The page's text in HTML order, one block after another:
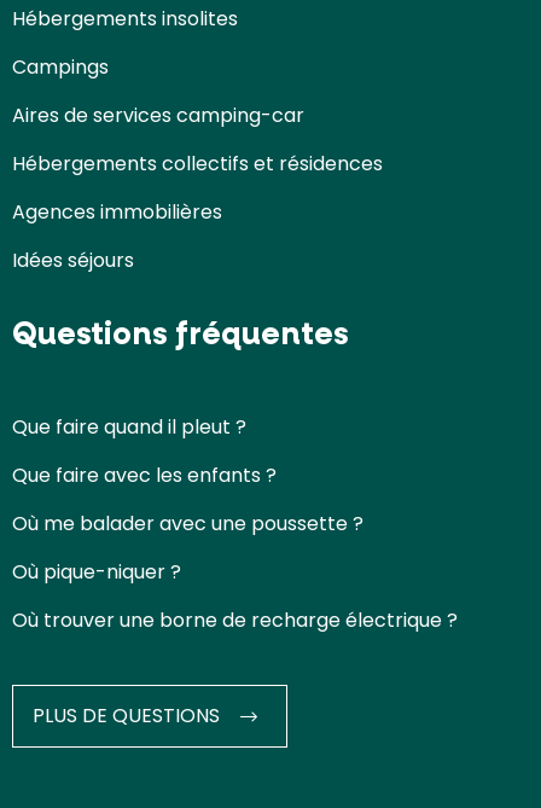
Hébergements insolites
Campings
Aires de services camping-car
Hébergements collectifs et résidences
Agences immobilières
Idées séjours
Questions fréquentes
Que faire quand il pleut ?
Que faire avec les enfants ?
Où me balader avec une poussette ?
Où pique-niquer ?
Où trouver une borne de recharge électrique ?
PLUS DE QUESTIONS